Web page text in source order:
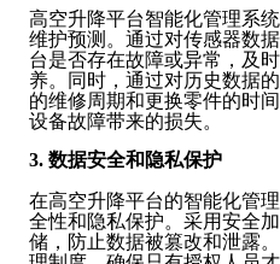
高空升降平台智能化管理系
维护预测。通过对传感器数
台是否存在故障或异常，及
养。同时，通过对历史数据
的维修周期和更换零件的时
设备故障带来的损失。
3. 数据安全和隐私保护
在高空升降平台的智能化管
全性和隐私保护。采用安全
储，防止数据被篡改和泄露